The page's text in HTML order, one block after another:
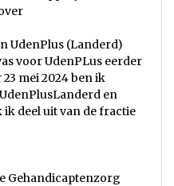
UdenPlus (Landerd)
voor UdenPLus eerder
mei 2024 ben ik
en
ik deel uit van de fractie
Gehandicaptenzorg